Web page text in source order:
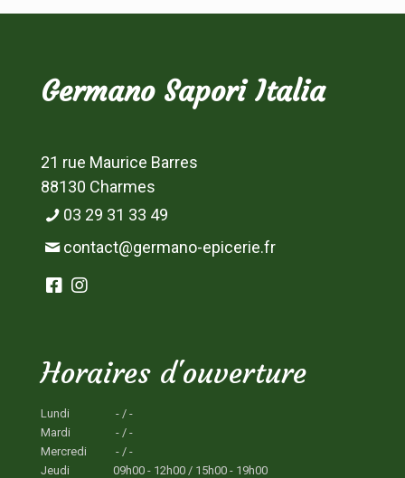
Germano Sapori Italia
21 rue Maurice Barres
88130 Charmes
03 29 31 33 49
contact@germano-epicerie.fr
Horaires d'ouverture
Lundi
- / -
Mardi
- / -
Mercredi
- / -
Jeudi
09h00 - 12h00 / 15h00 - 19h00